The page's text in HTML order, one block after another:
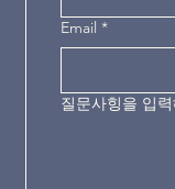
Email *
질문사힝을 입